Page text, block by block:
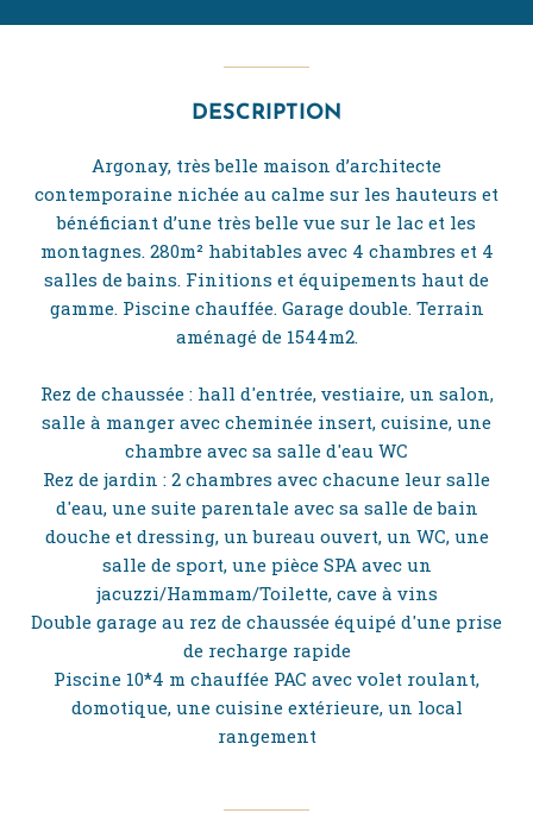
DESCRIPTION
Argonay, très belle maison d’architecte
contemporaine nichée au calme sur les hauteurs et
bénéficiant d’une très belle vue sur le lac et les
montagnes. 280m² habitables avec 4 chambres et 4
salles de bains. Finitions et équipements haut de
gamme. Piscine chauffée. Garage double. Terrain
aménagé de 1544m2.
Rez de chaussée : hall d'entrée, vestiaire, un salon,
salle à manger avec cheminée insert, cuisine, une
chambre avec sa salle d'eau WC
Rez de jardin : 2 chambres avec chacune leur salle
d'eau, une suite parentale avec sa salle de bain
douche et dressing, un bureau ouvert, un WC, une
salle de sport, une pièce SPA avec un
jacuzzi/Hammam/Toilette, cave à vins
Double garage au rez de chaussée équipé d'une prise
de recharge rapide
Piscine 10*4 m chauffée PAC avec volet roulant,
domotique, une cuisine extérieure, un local
rangement